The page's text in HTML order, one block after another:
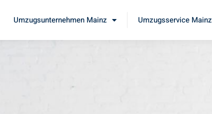
Umzugsunternehmen Mainz Umzugsservice Mainz